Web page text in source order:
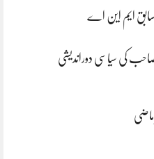
ایم این اے
کی سیاسی دوراندیشی
ماضی